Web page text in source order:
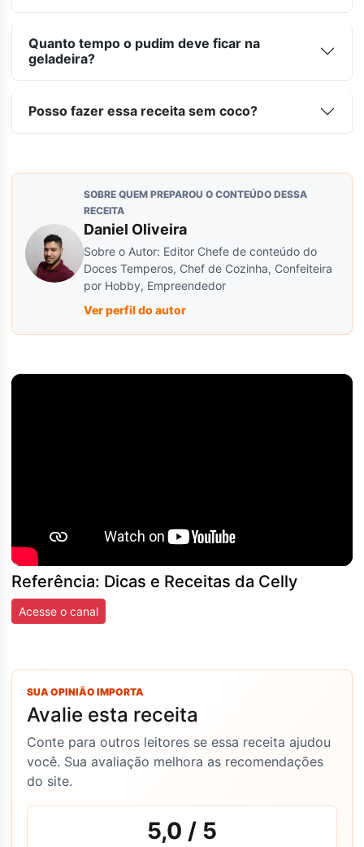
Quanto tempo o pudim deve ficar na
geladeira?
Posso fazer essa receita sem coco?
SOBRE QUEM PREPAROU O CONTEÚDO DESSA
RECEITA
Daniel Oliveira
Sobre o Autor: Editor Chefe de conteúdo do
Doces Temperos, Chef de Cozinha, Confeiteira
por Hobby, Empreendedor
Ver perfil do autor
Referência: Dicas e Receitas da Celly
Acesse o canal
SUA OPINIÃO IMPORTA
Avalie esta receita
Conte para outros leitores se essa receita ajudou
você. Sua avaliação melhora as recomendações
do site.
5,0 / 5